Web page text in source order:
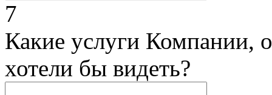
7
Какие услуги Компании,
хотели бы видеть?